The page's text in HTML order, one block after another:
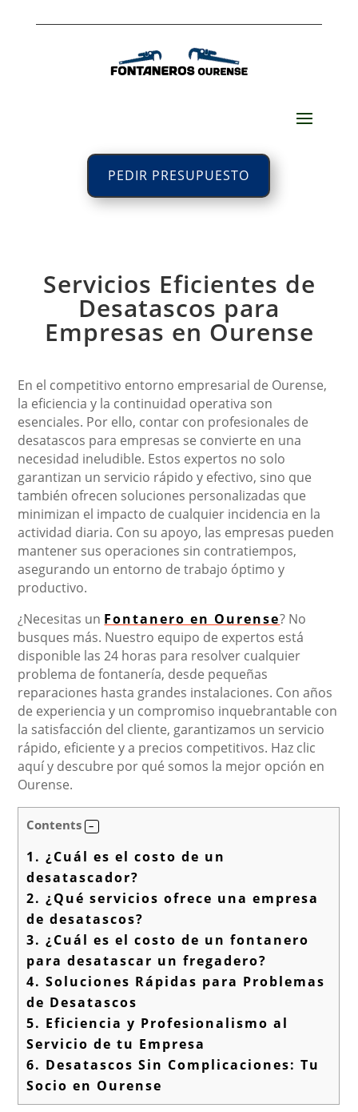
PEDIR PRESUPUESTO
Servicios Eficientes de
Desatascos para
Empresas en Ourense
En el competitivo entorno empresarial de Ourense,
la eficiencia y la continuidad operativa son
esenciales. Por ello, contar con profesionales de
desatascos para empresas se convierte en una
necesidad ineludible. Estos expertos no solo
garantizan un servicio rápido y efectivo, sino que
también ofrecen soluciones personalizadas que
minimizan el impacto de cualquier incidencia en la
actividad diaria. Con su apoyo, las empresas pueden
mantener sus operaciones sin contratiempos,
asegurando un entorno de trabajo óptimo y
productivo.
¿Necesitas un Fontanero en Ourense? No
busques más. Nuestro equipo de expertos está
disponible las 24 horas para resolver cualquier
problema de fontanería, desde pequeñas
reparaciones hasta grandes instalaciones. Con años
de experiencia y un compromiso inquebrantable con
la satisfacción del cliente, garantizamos un servicio
rápido, eficiente y a precios competitivos. Haz clic
aquí y descubre por qué somos la mejor opción en
Ourense.
Contents
1. ¿Cuál es el costo de un
desatascador?
2. ¿Qué servicios ofrece una empresa
de desatascos?
3. ¿Cuál es el costo de un fontanero
para desatascar un fregadero?
4. Soluciones Rápidas para Problemas
de Desatascos
5. Eficiencia y Profesionalismo al
Servicio de tu Empresa
6. Desatascos Sin Complicaciones: Tu
Socio en Ourense